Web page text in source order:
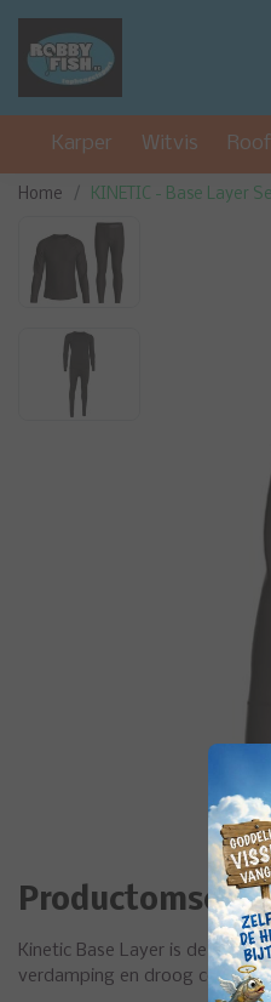
Karper Witvis
Home KINETIC - Base Layer
Kinetic Base Layer is de
verdamping en droog